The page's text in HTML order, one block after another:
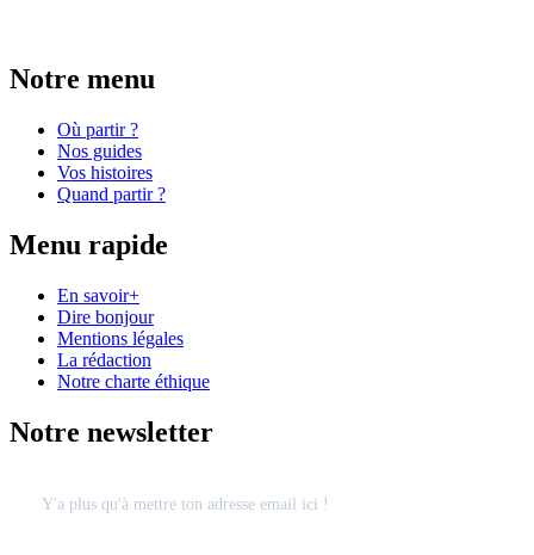
Notre menu
Où partir ?
Nos guides
Vos histoires
Quand partir ?
Menu rapide
En savoir+
Dire bonjour
Mentions légales
La rédaction
Notre charte éthique
Notre newsletter